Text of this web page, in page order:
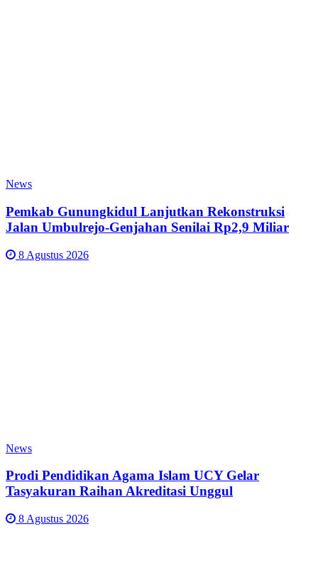
News
Pemkab Gunungkidul Lanjutkan Rekonstruksi
Jalan Umbulrejo-Genjahan Senilai Rp2,9 Miliar
8 Agustus 2026
News
Prodi Pendidikan Agama Islam UCY Gelar
Tasyakuran Raihan Akreditasi Unggul
8 Agustus 2026